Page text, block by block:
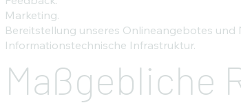
Marketing.
Bereitstellung unseres Onlineangebotes und
Informationstechnische Infrastruktur.
Maßgebliche